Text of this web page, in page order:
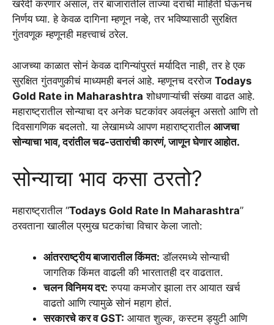
खरेदी करणार असाल, तर बाजारातील ताज्या दरांची माहिती घेऊनच
निर्णय घ्या. हे केवळ दागिना म्हणून नव्हे, तर भविष्यासाठी सुरक्षित
गुंतवणूक म्हणूनही महत्त्वाचं ठरेल.
आजच्या काळात सोनं केवळ दागिन्यांपुरतं मर्यादित नाही, तर हे एक
सुरक्षित गुंतवणुकीचं माध्यमही बनलं आहे. म्हणूनच दररोज Todays
Gold Rate in Maharashtra शोधणाऱ्यांची संख्या वाढत आहे.
महाराष्ट्रातील सोन्याचा दर अनेक घटकांवर अवलंबून असतो आणि तो
दिवसागणिक बदलतो. या लेखामध्ये आपण महाराष्ट्रातील आजचा
सोन्याचा भाव, दरांतील चढ-उतारांची कारणं, जाणून घेणार आहोत.
सोन्याचा भाव कसा ठरतो?
महाराष्ट्रातील “Todays Gold Rate In Maharashtra”
ठरवताना खालील प्रमुख घटकांचा विचार केला जातो:
आंतरराष्ट्रीय बाजारातील किंमत: डॉलरमध्ये सोन्याची
जागतिक किंमत वाढली की भारतातही दर वाढतात.
चलन विनिमय दर: रुपया कमजोर झाला तर आयात खर्च
वाढतो आणि त्यामुळे सोनं महाग होतं.
सरकारचे कर व GST: आयात शुल्क, कस्टम ड्युटी आणि